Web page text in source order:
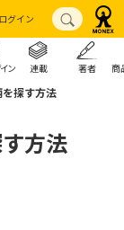
ログイン
ン 連載 著者 商
探す方法
方法